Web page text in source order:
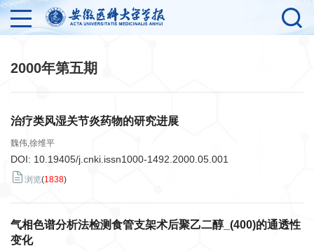
2000年第五期
治疗类风湿关节炎药物的研究进展
魏伟,徐维平
DOI: 10.19405/j.cnki.issn1000-1492.2000.05.001
浏览(1838)
气相色谱分析法检测食管支架术后聚乙二醇_(400)的通透性
变化